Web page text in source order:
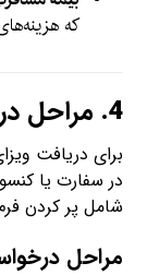
که
4. مراحل
برای دریافت
در سفارت یا
شامل پر کردن
مراحل